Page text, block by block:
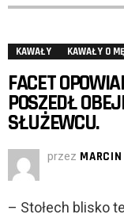
KAWAŁY KAWAŁY O
FACET
POSZEDŁ
SŁUŻEWCU.
przez MARCIN
– Stołech blisko